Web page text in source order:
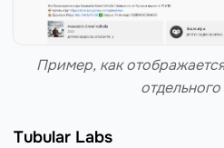
Пример, как
Tubular Labs